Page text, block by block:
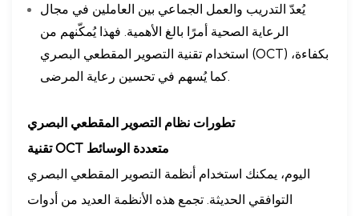
يُعدّ التدريب والعمل الجماعي بين العاملين في مجال
الرعاية الصحية أمرًا بالغ الأهمية. فهذا يُمكّنهم من
استخدام تقنية التصوير المقطعي البصري (OCT) بكفاءة،
تطورات نظام التصوير المقطعي البصري
تقنية OCT متعددة الوسائط
اليوم، يمكنك استخدام أنظمة التصوير المقطعي البصري
التوافقي الحديثة. تجمع هذه الأنظمة العديد من أدوات